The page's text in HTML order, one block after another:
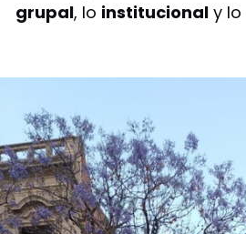
grupal, lo institucional y lo